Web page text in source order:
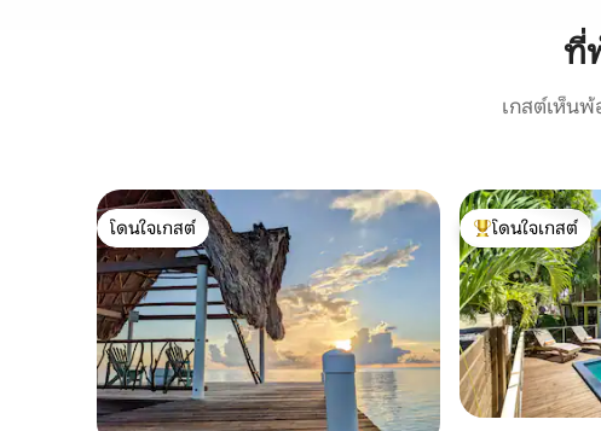
ที่
เกสต์เห็น
โดนใจเกสต์
โดนใจเกสต์
โดนใจเกสต์ที่สุด
โดนใจเกสต์